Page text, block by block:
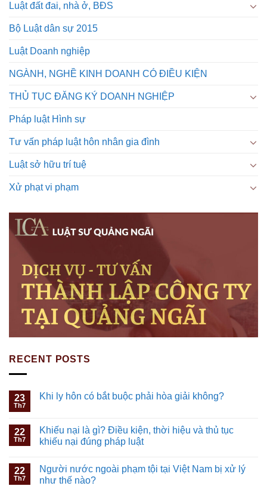
Luật đất đai, nhà ở, BĐS
Bộ Luật dân sự 2015
Luật Doanh nghiệp
NGÀNH, NGHỀ KINH DOANH CÓ ĐIỀU KIỆN
THỦ TỤC ĐĂNG KÝ DOANH NGHIỆP
Pháp luật Hình sự
Tư vấn pháp luật hôn nhân gia đình
Luật sở hữu trí tuệ
Xử phạt vi phạm
RECENT POSTS
23
Th7
Khi ly hôn có bắt buộc phải hòa giải không?
22
Th7
Khiếu nại là gì? Điều kiện, thời hiệu và thủ tục
khiếu nại đúng pháp luật
22
Th7
Người nước ngoài phạm tội tại Việt Nam bị xử lý
như thế nào?